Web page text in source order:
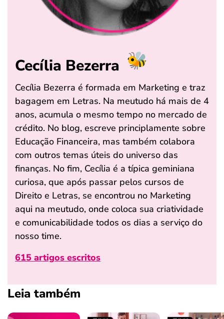
Cecília Bezerra
Cecília Bezerra é formada em Marketing e traz
bagagem em Letras. Na meutudo há mais de 4
anos, acumula o mesmo tempo no mercado de
crédito. No blog, escreve principlamente sobre
Educação Financeira, mas também colabora
com outros temas úteis do universo das
finanças. No fim, Cecília é a típica geminiana
curiosa, que após passar pelos cursos de
Direito e Letras, se encontrou no Marketing
aqui na meutudo, onde coloca sua criatividade
e comunicabilidade todos os dias a serviço do
nosso time.
615 artigos escritos
Leia também